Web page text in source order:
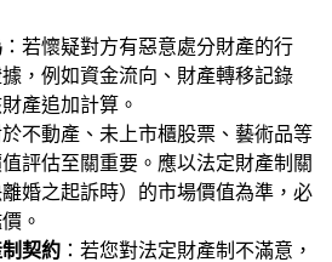
：若懷疑對方有惡意處分財產的行
，例如資金流向、財產轉移記錄
產追加計算。
於不動產、未上市櫃股票、藝術品等
評估至關重要。應以法定財產制關
婚之起訴時）的市場價值為準，必
。
契約 ：若您對法定財產制不滿意，